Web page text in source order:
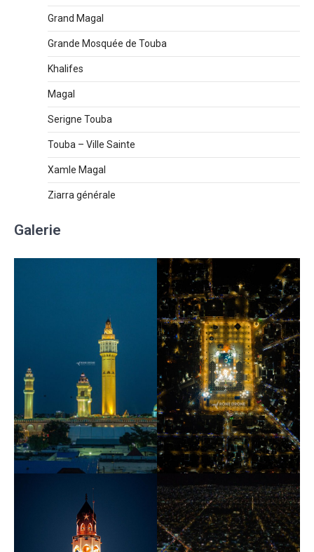
Grand Magal
Grande Mosquée de Touba
Khalifes
Magal
Serigne Touba
Touba – Ville Sainte
Xamle Magal
Ziarra générale
Galerie